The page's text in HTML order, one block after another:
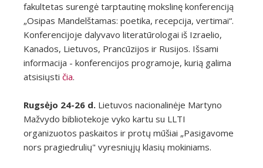
fakultetas surengė tarptautinę mokslinę konferenciją
„Osipas Mandelštamas: poetika, recepcija, vertimai“.
Konferencijoje dalyvavo literatūrologai iš Izraelio,
Kanados, Lietuvos, Prancūzijos ir Rusijos. Išsami
informacija - konferencijos programoje, kurią galima
atsisiųsti čia.
Rugsėjo 24-26 d. Lietuvos nacionalinėje Martyno
Mažvydo bibliotekoje vyko kartu su LLTI
organizuotos paskaitos ir protų mūšiai „Pasigavome
nors pragiedrulių" vyresniųjų klasių mokiniams.